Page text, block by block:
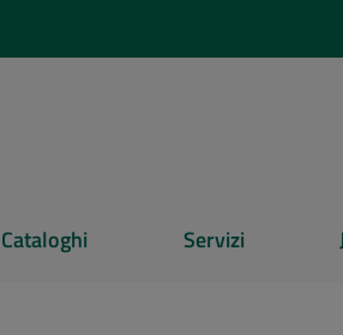
Cataloghi Servizi